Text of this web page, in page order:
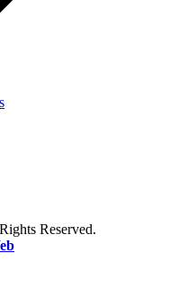
Reserved.